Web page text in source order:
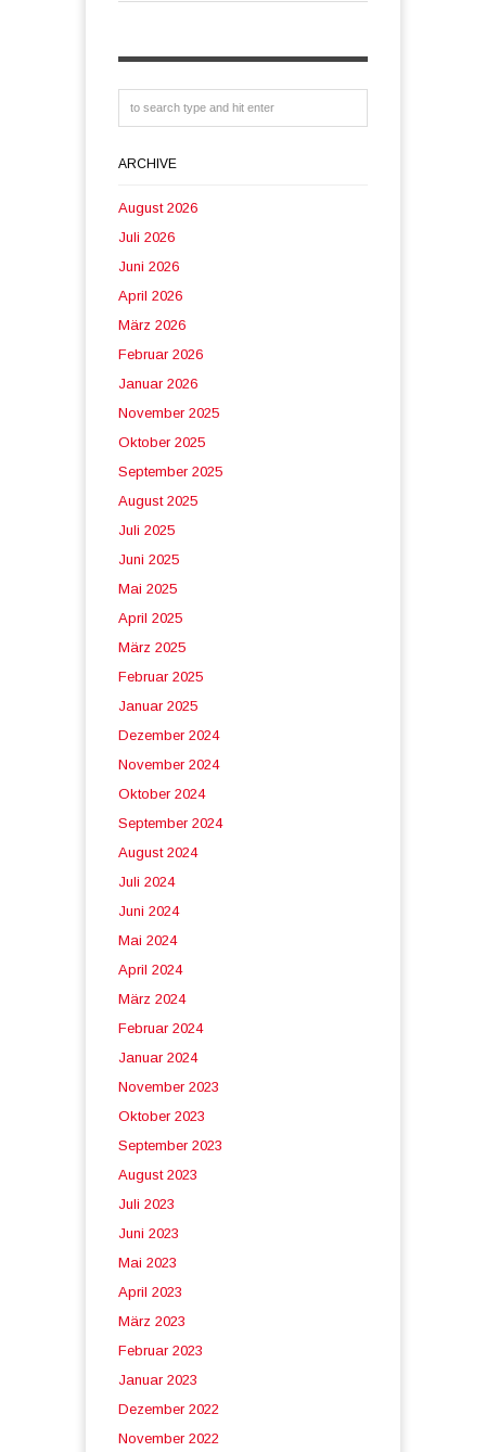
ARCHIVE
August 2026
Juli 2026
Juni 2026
April 2026
März 2026
Februar 2026
Januar 2026
November 2025
Oktober 2025
September 2025
August 2025
Juli 2025
Juni 2025
Mai 2025
April 2025
März 2025
Februar 2025
Januar 2025
Dezember 2024
November 2024
Oktober 2024
September 2024
August 2024
Juli 2024
Juni 2024
Mai 2024
April 2024
März 2024
Februar 2024
Januar 2024
November 2023
Oktober 2023
September 2023
August 2023
Juli 2023
Juni 2023
Mai 2023
April 2023
März 2023
Februar 2023
Januar 2023
Dezember 2022
November 2022